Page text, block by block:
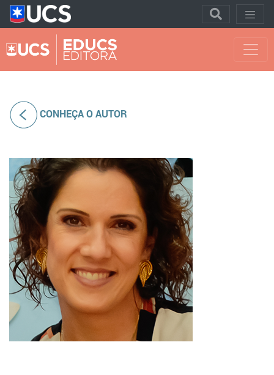
CONHEÇA O AUTOR